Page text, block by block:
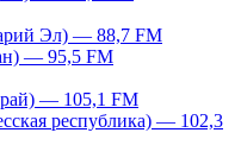
Эл) — 88,7 FM
— 95,5 FM
— 105,1 FM
республика) — 102,3